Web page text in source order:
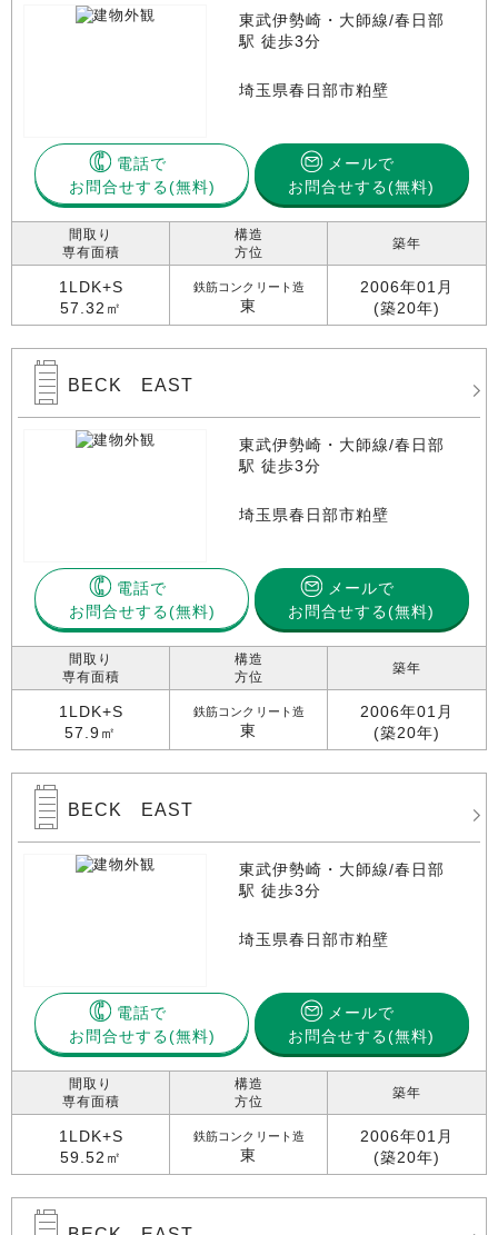
東武伊勢崎・大師線/春日部
駅 徒歩3分
埼玉県春日部市粕壁
電話で
お問合せする
メールで
お問合せする(無料)
間取り
専有面積
1LDK+S
57.32㎡
構造
方位
鉄筋コンクリート造
東
築年
2006年01月
(築20年)
BECK EAST
東武伊勢崎・大師線/春日部
駅 徒歩3分
埼玉県春日部市粕壁
電話で
お問合せする
メールで
お問合せする(無料)
間取り
専有面積
1LDK+S
57.9㎡
構造
方位
鉄筋コンクリート造
東
築年
2006年01月
(築20年)
BECK EAST
東武伊勢崎・大師線/春日部
駅 徒歩3分
埼玉県春日部市粕壁
電話で
お問合せする
メールで
お問合せする(無料)
間取り
専有面積
1LDK+S
59.52㎡
構造
方位
鉄筋コンクリート造
東
築年
2006年01月
(築20年)